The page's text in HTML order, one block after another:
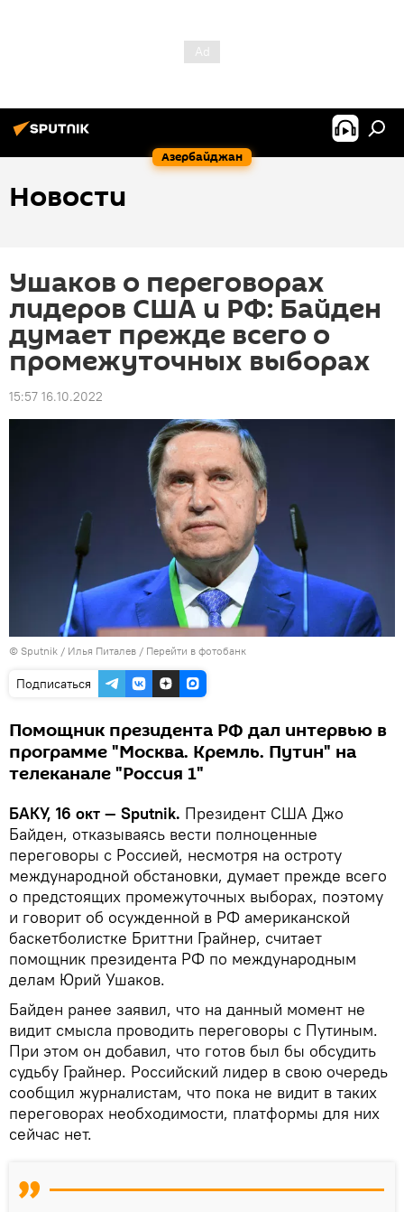
Азербайджан
Новости
Ушаков о переговорах
лидеров США и РФ: Байден
думает прежде всего о
промежуточных выборах
15:57 16.10.2022
© Sputnik / Илья Питалев / Перейти в фотобанк
Подписаться
Помощник президента РФ дал интервью в
программе "Москва. Кремль. Путин" на
телеканале "Россия 1"
БАКУ, 16 окт — Sputnik. Президент США Джо
Байден, отказываясь вести полноценные
переговоры с Россией, несмотря на остроту
международной обстановки, думает прежде всего
о предстоящих промежуточных выборах, поэтому
и говорит об осужденной в РФ американской
баскетболистке Бриттни Грайнер, считает
помощник президента РФ по международным
делам Юрий Ушаков.
Байден ранее заявил, что на данный момент не
видит смысла проводить переговоры с Путиным.
При этом он добавил, что готов был бы обсудить
судьбу Грайнер. Российский лидер в свою очередь
сообщил журналистам, что пока не видит в таких
переговорах необходимости, платформы для них
сейчас нет.